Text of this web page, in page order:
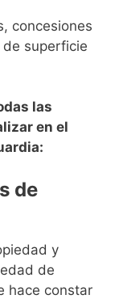
concesiones
superficie
las
en el
de
y
de
hace constar